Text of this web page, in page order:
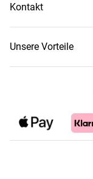
Kontakt
Unsere Vorteile